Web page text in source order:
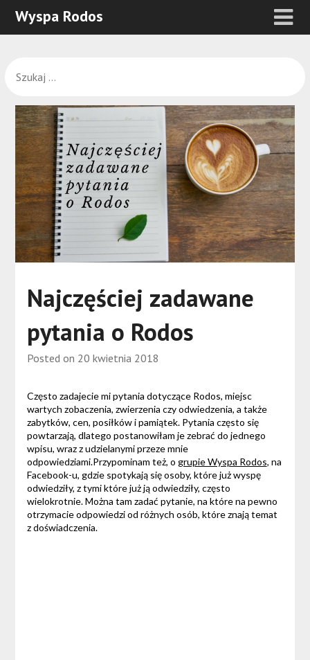
Wyspa Rodos
Najczęściej zadawane
pytania o Rodos
Posted on 20 kwietnia 2018
Często zadajecie mi pytania dotyczące Rodos, miejsc
wartych zobaczenia, zwierzenia czy odwiedzenia, a także
zabytków, cen, posiłków i pamiątek. Pytania często się
powtarzają, dlatego postanowiłam je zebrać do jednego
wpisu, wraz z udzielanymi przeze mnie
odpowiedziami.Przypominam też, o grupie Wyspa Rodos, na
Facebook-u, gdzie spotykają się osoby, które już wyspę
odwiedziły, z tymi które już ją odwiedziły, często
wielokrotnie. Można tam zadać pytanie, na które na pewno
otrzymacie odpowiedzi od różnych osób, które znają temat
z doświadczenia.